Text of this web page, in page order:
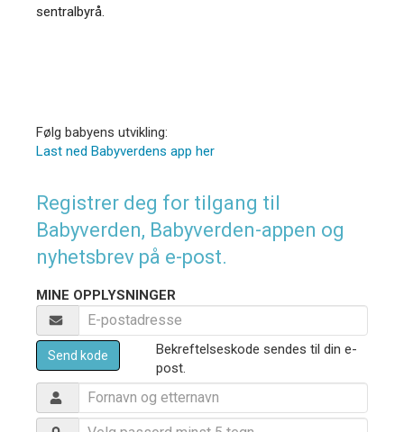
sentralbyrå.
Følg babyens utvikling:
Last ned Babyverdens app her
Registrer deg for tilgang til
Babyverden, Babyverden-appen og
nyhetsbrev på e-post.
MINE OPPLYSNINGER
Send kode
Bekreftelseskode sendes til din e-
post.